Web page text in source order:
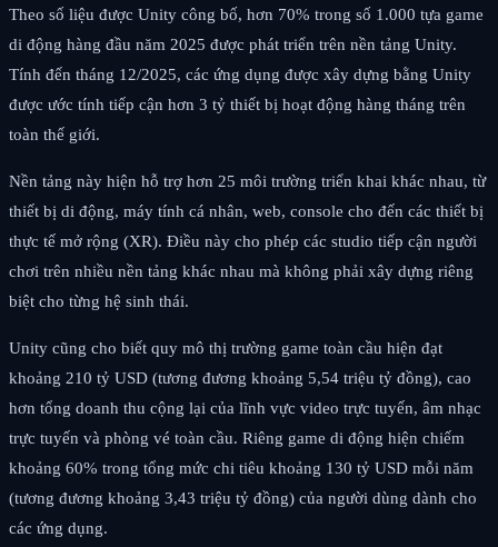
Theo số liệu được Unity công bố, hơn 70% trong số 1.000 tựa game
di động hàng đầu năm 2025 được phát triển trên nền tảng Unity.
Tính đến tháng 12/2025, các ứng dụng được xây dựng bằng Unity
được ước tính tiếp cận hơn 3 tỷ thiết bị hoạt động hàng tháng trên
toàn thế giới.
Nền tảng này hiện hỗ trợ hơn 25 môi trường triển khai khác nhau, từ
thiết bị di động, máy tính cá nhân, web, console cho đến các thiết bị
thực tế mở rộng (XR). Điều này cho phép các studio tiếp cận người
chơi trên nhiều nền tảng khác nhau mà không phải xây dựng riêng
biệt cho từng hệ sinh thái.
Unity cũng cho biết quy mô thị trường game toàn cầu hiện đạt
khoảng 210 tỷ USD (tương đương khoảng 5,54 triệu tỷ đồng), cao
hơn tổng doanh thu cộng lại của lĩnh vực video trực tuyến, âm nhạc
trực tuyến và phòng vé toàn cầu. Riêng game di động hiện chiếm
khoảng 60% trong tổng mức chi tiêu khoảng 130 tỷ USD mỗi năm
(tương đương khoảng 3,43 triệu tỷ đồng) của người dùng dành cho
các ứng dụng.